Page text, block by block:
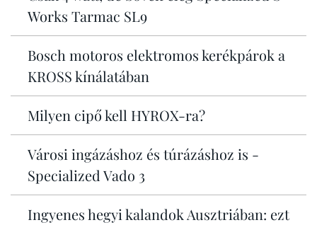
Works Tarmac SL9
Bosch motoros elektromos kerékpárok a
KROSS kínálatában
Milyen cipő kell HYROX-ra?
Városi ingázáshoz és túrázáshoz is -
Specialized Vado 3
Ingyenes hegyi kalandok Ausztriában: ezt